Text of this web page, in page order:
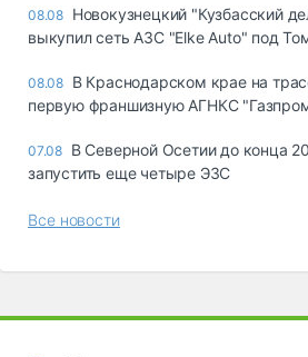
08.08 Новокузнецкий "Кузбасский
выкупил сеть АЗС "Elke Auto" под
08.08 В Краснодарском крае на
первую франшизную АГНКС
07.08 В Северной Осетии до конца
запустить еще четыре ЭЗС
Все новости